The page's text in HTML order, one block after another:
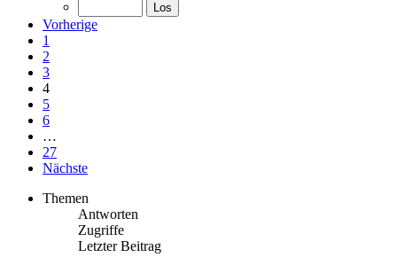
Vorherige
1
2
3
4
5
6
…
27
Nächste
Themen
Antworten
Zugriffe
Letzter Beitrag